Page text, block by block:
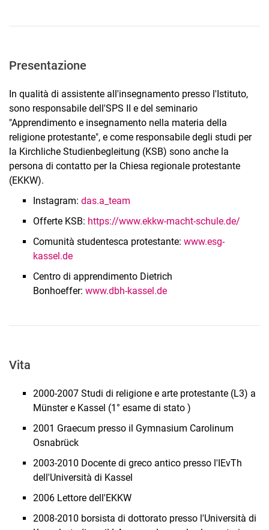
Presentazione
In qualità di assistente all'insegnamento presso l'Istituto,
sono responsabile dell'SPS II e del seminario
"Apprendimento e insegnamento nella materia della
religione protestante", e come responsabile degli studi per
la Kirchliche Studienbegleitung (KSB) sono anche la
persona di contatto per la Chiesa regionale protestante
(EKKW).
Instagram: das.a_team
Offerte KSB: https://www.ekkw-macht-schule.de/
Comunità studentesca protestante: www.esg-
kassel.de
Centro di apprendimento Dietrich
Bonhoeffer: www.dbh-kassel.de
Vita
2000-2007 Studi di religione e arte protestante (L3) a
Münster e Kassel (1° esame di stato )
2001 Graecum presso il Gymnasium Carolinum
Osnabrück
2003-2010 Docente di greco antico presso l'IEvTh
dell'Università di Kassel
2006 Lettore dell'EKKW
2008-2010 borsista di dottorato presso l'Università di